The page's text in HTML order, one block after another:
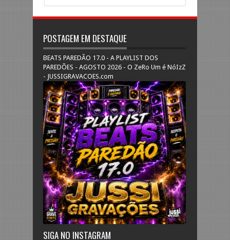
POSTAGEM EM DESTAQUE
BEATS PAREDÃO 17.0 - A PLAYLIST DOS
PAREDÕES - AGOSTO 2026 - O ZeRo Um é NóIzZ
- JUSSIGRAVACOES.com
SIGA NO INSTAGRAM